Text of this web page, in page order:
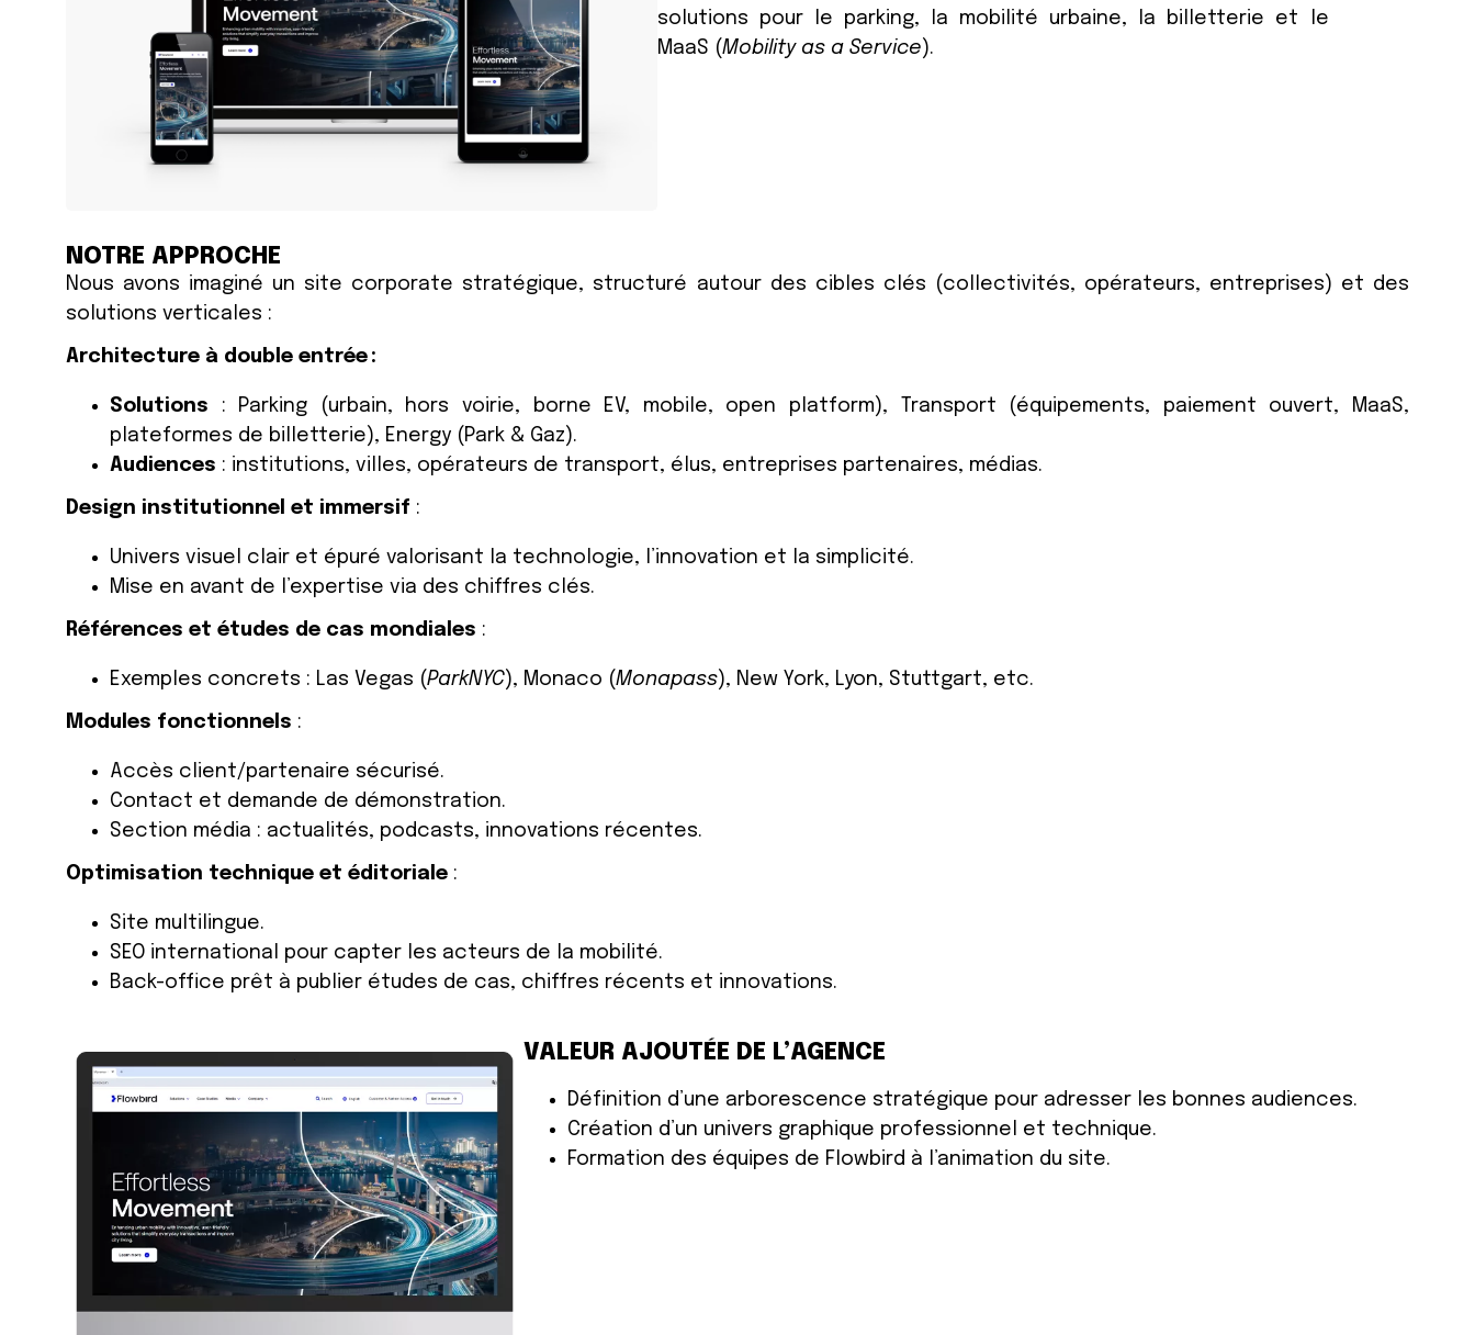
solutions pour le parking, la mobilité urbaine, la billetterie et le
MaaS (Mobility as a Service).
NOTRE APPROCHE
Nous avons imaginé un site corporate stratégique, structuré autour des cibles clés (collectivités, opérateurs, entreprises) et des
solutions verticales :
Architecture à double entrée :
Solutions : Parking (urbain, hors voirie, borne EV, mobile, open platform), Transport (équipements, paiement ouvert, MaaS,
plateformes de billetterie), Energy (Park & Gaz).
Audiences : institutions, villes, opérateurs de transport, élus, entreprises partenaires, médias.
Design institutionnel et immersif :
Univers visuel clair et épuré valorisant la technologie, l’innovation et la simplicité.
Mise en avant de l’expertise via des chiffres clés.
Références et études de cas mondiales :
Exemples concrets : Las Vegas (ParkNYC), Monaco (Monapass), New York, Lyon, Stuttgart, etc.
Modules fonctionnels :
Accès client/partenaire sécurisé.
Contact et demande de démonstration.
Section média : actualités, podcasts, innovations récentes.
Optimisation technique et éditoriale :
Site multilingue.
SEO international pour capter les acteurs de la mobilité.
Back-office prêt à publier études de cas, chiffres récents et innovations.
VALEUR AJOUTÉE DE L’AGENCE
Définition d’une arborescence stratégique pour adresser les bonnes audiences.
Création d’un univers graphique professionnel et technique.
Formation des équipes de Flowbird à l’animation du site.